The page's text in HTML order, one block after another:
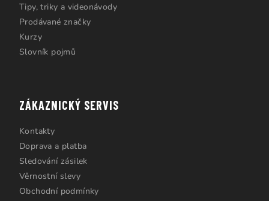
Tipy, triky a videonávody
Prodávané značky
Kurzy
Slovník pojmů
ZÁKAZNICKÝ SERVIS
Kontakty
Doprava a platba
Sledování zásilek
Věrnostní slevy
Obchodní podmínky